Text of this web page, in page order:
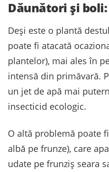
Dăunători și
Deși este o plantă
poate fi atacată
plantelor), mai ales în
intensă din primăvară.
un jet de apă mai
insecticid ecologic.
O altă problemă poate
albă pe frunze), care
udate pe frunziș seara